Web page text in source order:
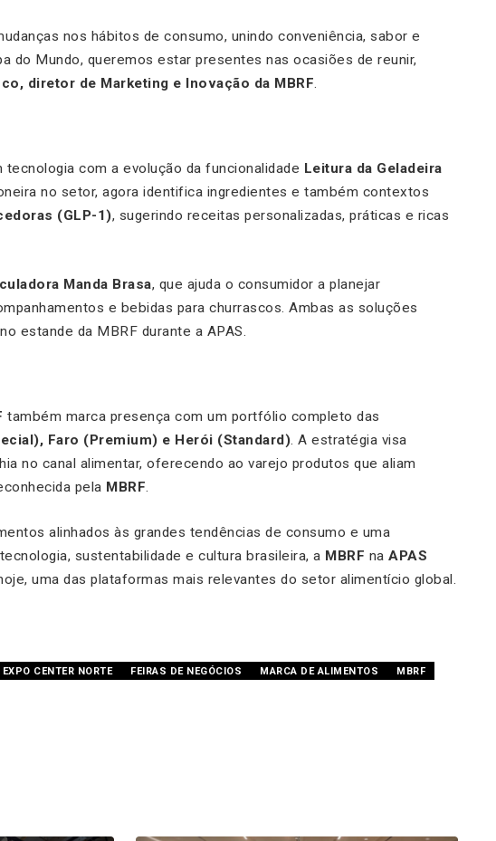
nos hábitos de consumo, unindo conveniência, sabor e
do Mundo, queremos estar presentes nas ocasiões de reunir,
diretor de Marketing e Inovação da MBRF.
tecnologia com a evolução da funcionalidade Leitura da Geladeira
no setor, agora identifica ingredientes e também contextos
(GLP-1), sugerindo receitas personalizadas, práticas e ricas
Manda Brasa, que ajuda o consumidor a planejar
e bebidas para churrascos. Ambas as soluções
estande da MBRF durante a APAS.
também marca presença com um portfólio completo das
Faro (Premium) e Herói (Standard). A estratégia visa
no canal alimentar, oferecendo ao varejo produtos que aliam
pela MBRF.
alinhados às grandes tendências de consumo e uma
sustentabilidade e cultura brasileira, a MBRF na APAS
uma das plataformas mais relevantes do setor alimentício global.
EXPO CENTER NORTE FEIRAS DE NEGÓCIOS MARCA DE ALIMENTOS
MBRF